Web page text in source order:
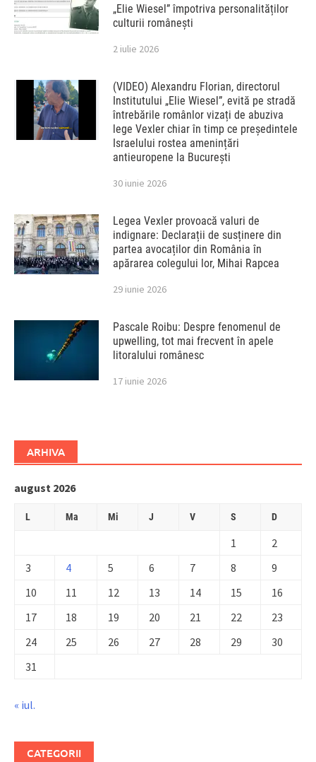
„Elie Wiesel” împotriva personalităților
culturii românești
2 iulie 2026
(VIDEO) Alexandru Florian, directorul
Institutului „Elie Wiesel”, evită pe stradă
întrebările românlor vizați de abuziva
lege Vexler chiar în timp ce președintele
Israelului rostea amenințări
antieuropene la București
30 iunie 2026
Legea Vexler provoacă valuri de
indignare: Declarații de susținere din
partea avocaților din România în
apărarea colegului lor, Mihai Rapcea
29 iunie 2026
Pascale Roibu: Despre fenomenul de
upwelling, tot mai frecvent în apele
litoralului românesc
17 iunie 2026
ARHIVA
august 2026
L Ma Mi J V S D
1
2
3
4 5 6 7 8
9
10
11 12 13 14 15
16
17
18 19 20 21 22
23
24
25 26 27 28 29
30
31
« iul.
CATEGORII